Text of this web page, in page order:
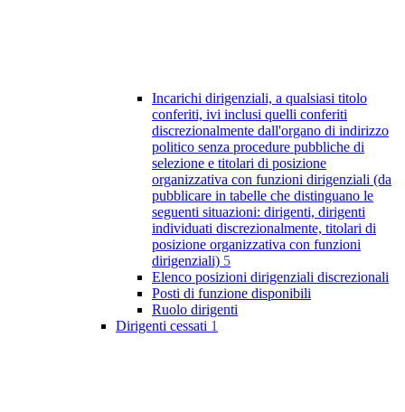
Incarichi dirigenziali, a qualsiasi titolo
conferiti, ivi inclusi quelli conferiti
discrezionalmente dall'organo di indirizzo
politico senza procedure pubbliche di
selezione e titolari di posizione
organizzativa con funzioni dirigenziali (da
pubblicare in tabelle che distinguano le
seguenti situazioni: dirigenti, dirigenti
individuati discrezionalmente, titolari di
posizione organizzativa con funzioni
dirigenziali) 5
Elenco posizioni dirigenziali discrezionali
Posti di funzione disponibili
Ruolo dirigenti
Dirigenti cessati 1